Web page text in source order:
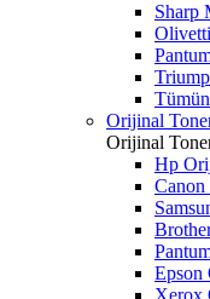
Sharp
Orijinal
Orijinal
Hp
Epson
Xerox